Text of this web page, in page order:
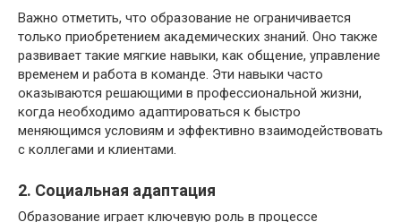
Важно отметить, что образование не ограничивается
только приобретением академических знаний. Оно также
развивает такие мягкие навыки, как общение, управление
временем и работа в команде. Эти навыки часто
оказываются решающими в профессиональной жизни,
когда необходимо адаптироваться к быстро
меняющимся условиям и эффективно взаимодействовать
с коллегами и клиентами.
2. Социальная адаптация
Образование играет ключевую роль в процессе